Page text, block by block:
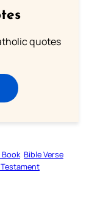
quotes
Book Bible Verse